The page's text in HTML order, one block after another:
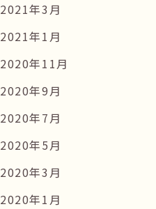
2021年3月
2021年1月
2020年11月
2020年9月
2020年7月
2020年5月
2020年3月
2020年1月